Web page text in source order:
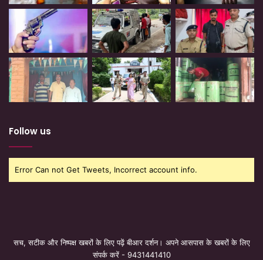
Follow us
Error Can not Get Tweets, Incorrect account info.
सच, सटीक और निष्पक्ष खबरों के लिए पढ़ें बीआर दर्शन। अपने आसपास के खबरों के लिए
संपर्क करें - 9431441410